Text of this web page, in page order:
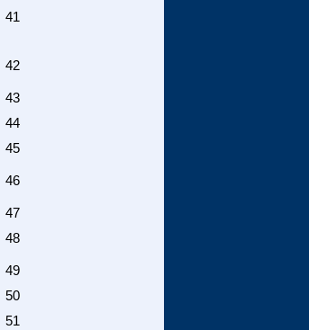
41
42
43
44
45
46
47
48
49
50
51